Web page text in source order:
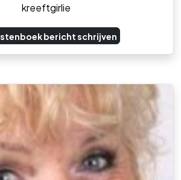
kreeftgirlie
bericht schrijven